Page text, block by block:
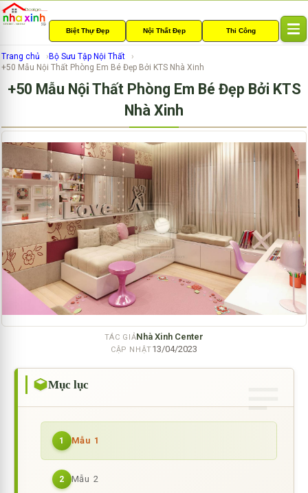
Biệt Thự Đẹp Nội Thất Đẹp Thi Công
l
a
v
o
n
Trang chủ
Bộ Sưu Tập Nội Thất
+50 Mẫu Nội Thất Phòng Em Bé Đẹp Bởi KTS Nhà Xinh
+50 Mẫu Nội Thất Phòng Em Bé Đẹp Bởi KTS
Nhà Xinh
TÁC GIẢNhà Xinh Center
CẬP NHẬT13/04/2023
Mục lục
1 Mẫu 1
2 Mẫu 2